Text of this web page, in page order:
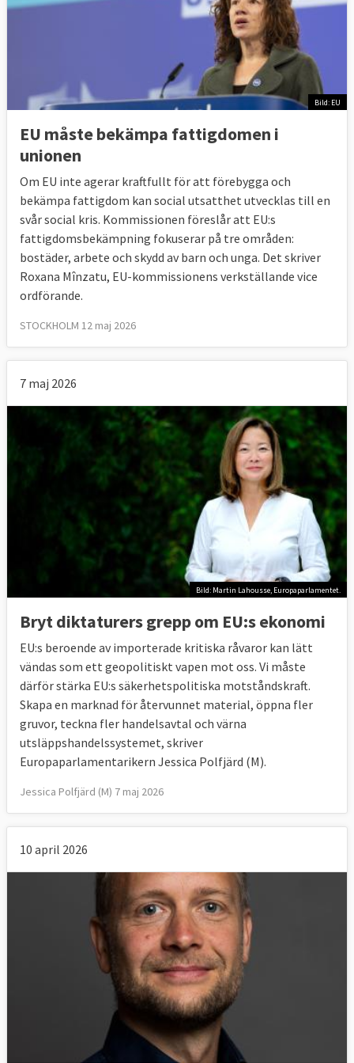
Bild: EU
EU måste bekämpa fattigdomen i
unionen
Om EU inte agerar kraftfullt för att förebygga och
bekämpa fattigdom kan social utsatthet utvecklas till en
svår social kris. Kommissionen föreslår att EU:s
fattigdomsbekämpning fokuserar på tre områden:
bostäder, arbete och skydd av barn och unga. Det skriver
Roxana Mînzatu, EU-kommissionens verkställande vice
ordförande.
STOCKHOLM 12 maj 2026
7 maj 2026
Bild: Martin Lahousse, Europaparlamentet.
Bryt diktaturers grepp om EU:s ekonomi
EU:s beroende av importerade kritiska råvaror kan lätt
vändas som ett geopolitiskt vapen mot oss. Vi måste
därför stärka EU:s säkerhetspolitiska motståndskraft.
Skapa en marknad för återvunnet material, öppna fler
gruvor, teckna fler handelsavtal och värna
utsläppshandelssystemet, skriver
Europaparlamentarikern Jessica Polfjärd (M).
Jessica Polfjärd (M) 7 maj 2026
10 april 2026